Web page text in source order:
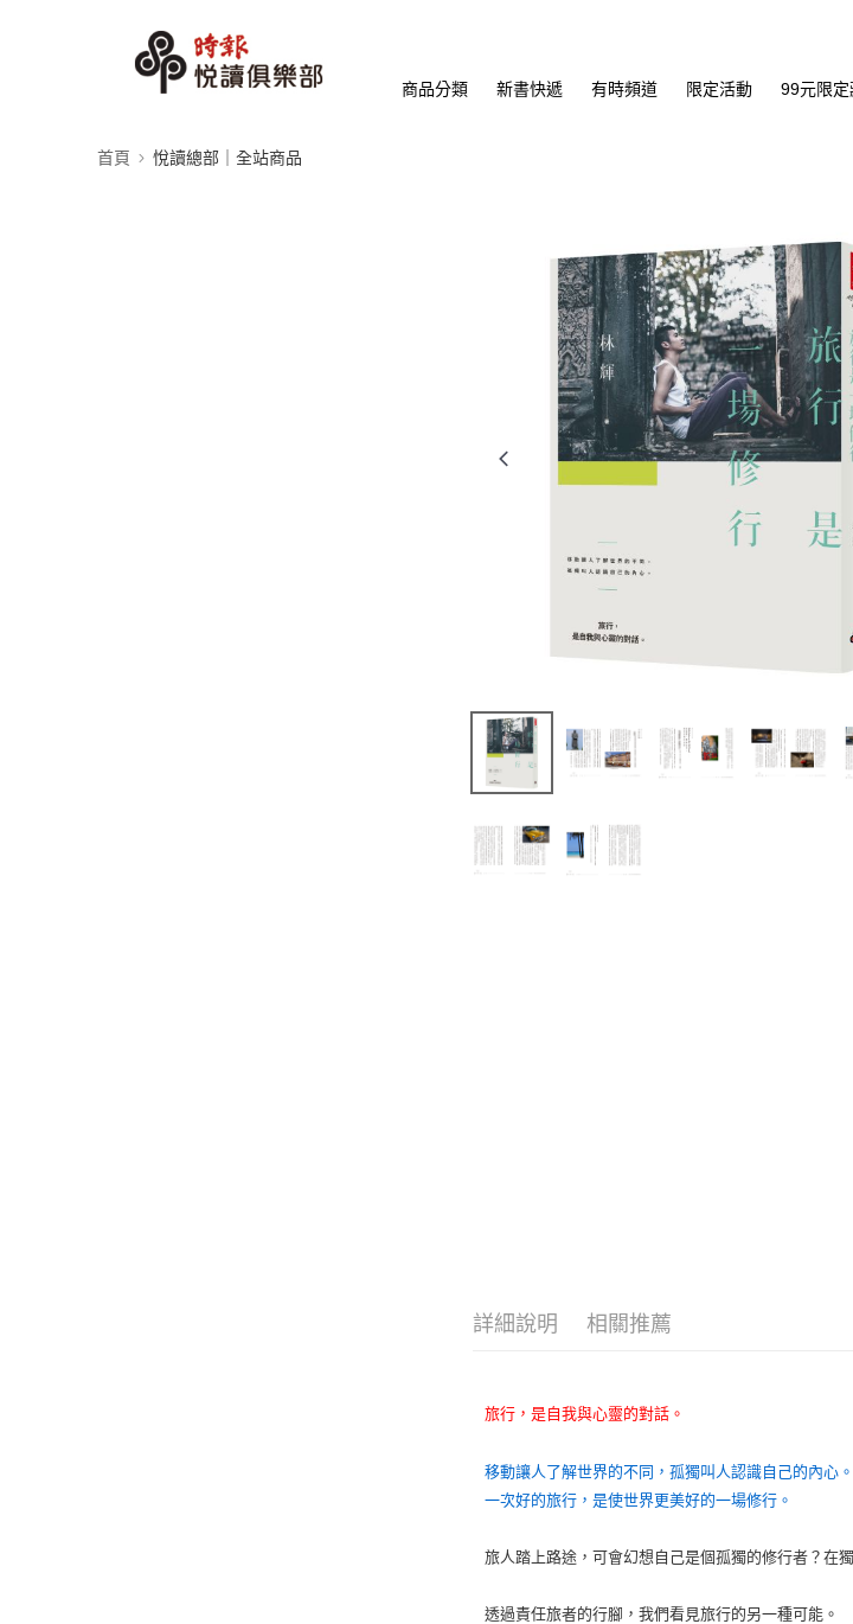
商品分類 新書快遞 有時頻道 限定活動 99元限定
首頁 悅讀總部｜全站商品
詳細說明 相關推薦
旅行，是自我與心靈的對話。
移動讓人了解世界的不同，孤獨叫人認識自己的內心。
一次好的旅行，是使世界更美好的一場修行。
旅人踏上路途，可會幻想自己是個孤獨的修行者？在
透過責任旅者的行腳，我們看見旅行的另一種可能。